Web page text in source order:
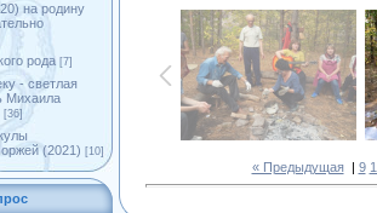
на родину
рода [7]
- светлая
Михаила
[36]
(2021) [10]
« Предыдущая| 9